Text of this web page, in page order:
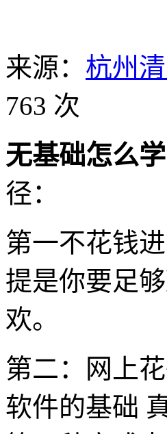
来源： 杭州
763 次
无基础怎么
径：
第一不花钱
提是你要足
欢。
第二：网上
软件的基础